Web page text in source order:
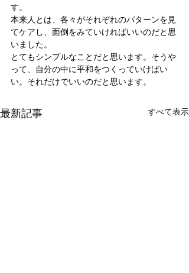
す。
本来人とは、各々がそれぞれのパターンを見
てケアし、面倒をみていければいいのだと思
いました。
とてもシンプルなことだと思います。そうや
って、自分の中に平和をつくっていけばい
い。それだけでいいのだと思います。
最新記事 すべて表示